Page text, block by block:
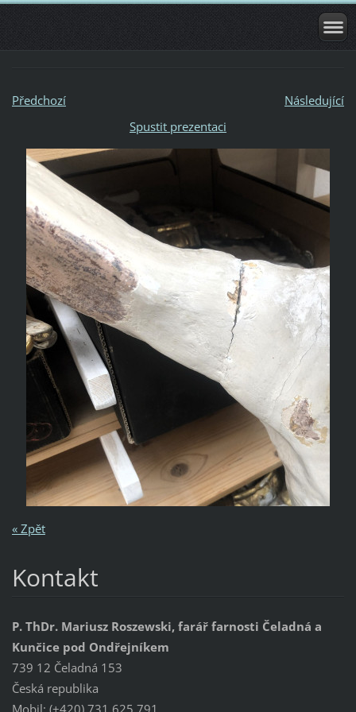
Předchozí
Následující
Spustit prezentaci
« Zpět
Kontakt
P. ThDr. Mariusz Roszewski, farář farnosti Čeladná a
Kunčice pod Ondřejníkem
739 12 Čeladná 153
Česká republika
Mobil: (+420) 731 625 791